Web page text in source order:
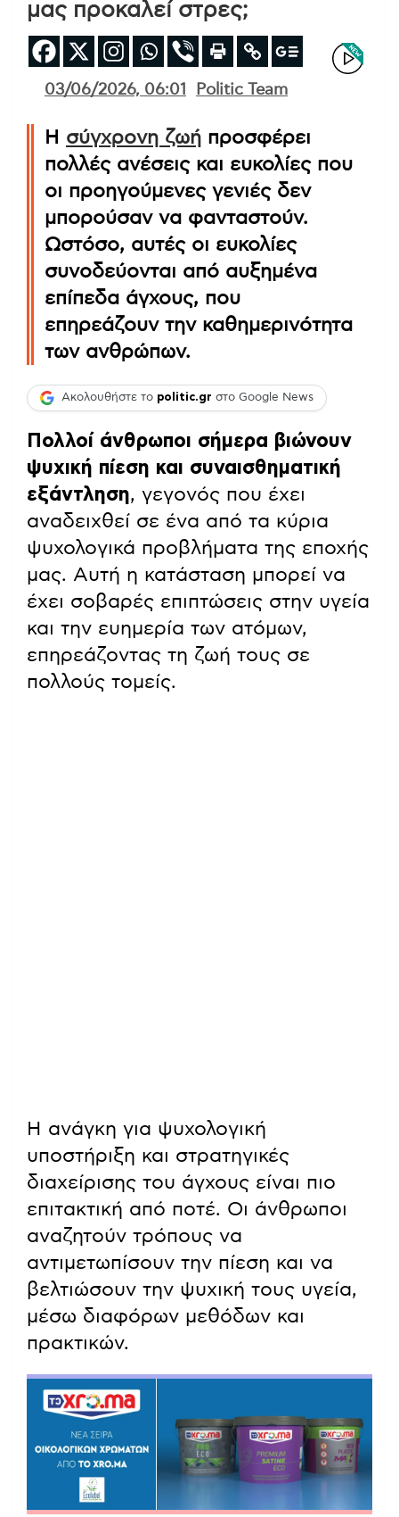
μας προκαλεί στρες;
03/06/2026, 06:01 Politic Team
Η σύγχρονη ζωή προσφέρει
πολλές ανέσεις και ευκολίες που
οι προηγούμενες γενιές δεν
μπορούσαν να φανταστούν.
Ωστόσο, αυτές οι ευκολίες
συνοδεύονται από αυξημένα
επίπεδα άγχους, που
επηρεάζουν την καθημερινότητα
των ανθρώπων.
Ακολουθήστε το politic.gr στο Google News
Πολλοί άνθρωποι σήμερα βιώνουν
ψυχική πίεση και συναισθηματική
εξάντληση, γεγονός που έχει
αναδειχθεί σε ένα από τα κύρια
ψυχολογικά προβλήματα της εποχής
μας. Αυτή η κατάσταση μπορεί να
έχει σοβαρές επιπτώσεις στην υγεία
και την ευημερία των ατόμων,
επηρεάζοντας τη ζωή τους σε
πολλούς τομείς.
Η ανάγκη για ψυχολογική
υποστήριξη και στρατηγικές
διαχείρισης του άγχους είναι πιο
επιτακτική από ποτέ. Οι άνθρωποι
αναζητούν τρόπους να
αντιμετωπίσουν την πίεση και να
βελτιώσουν την ψυχική τους υγεία,
μέσω διαφόρων μεθόδων και
πρακτικών.